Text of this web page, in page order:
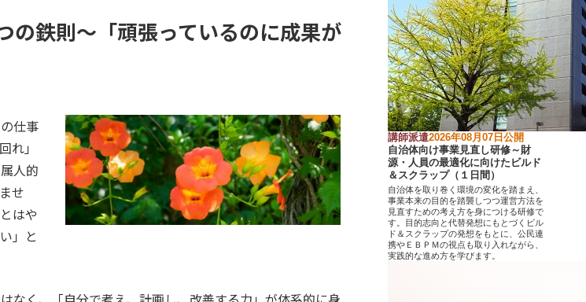
の鉄則～「頑張っているのに成果が
仕事
れ」
人的
せ
はや
」と
講師派遣2026年08月07日公開
自治体向け事業見直し研修～財
源・人員の最適化に向けたビルド
＆スクラップ（１日間）
自治体を取り巻く環境の変化を踏まえ、
事業本来の目的を踏襲しつつ運営方法を
見直すための考え方を身につける研修で
す。目的志向と代替発想にもとづくビル
ド＆スクラップの発想をもとに、公民連
携やＥＢＰＭの視点も取り入れながら、
実践的な進め方を学びます。